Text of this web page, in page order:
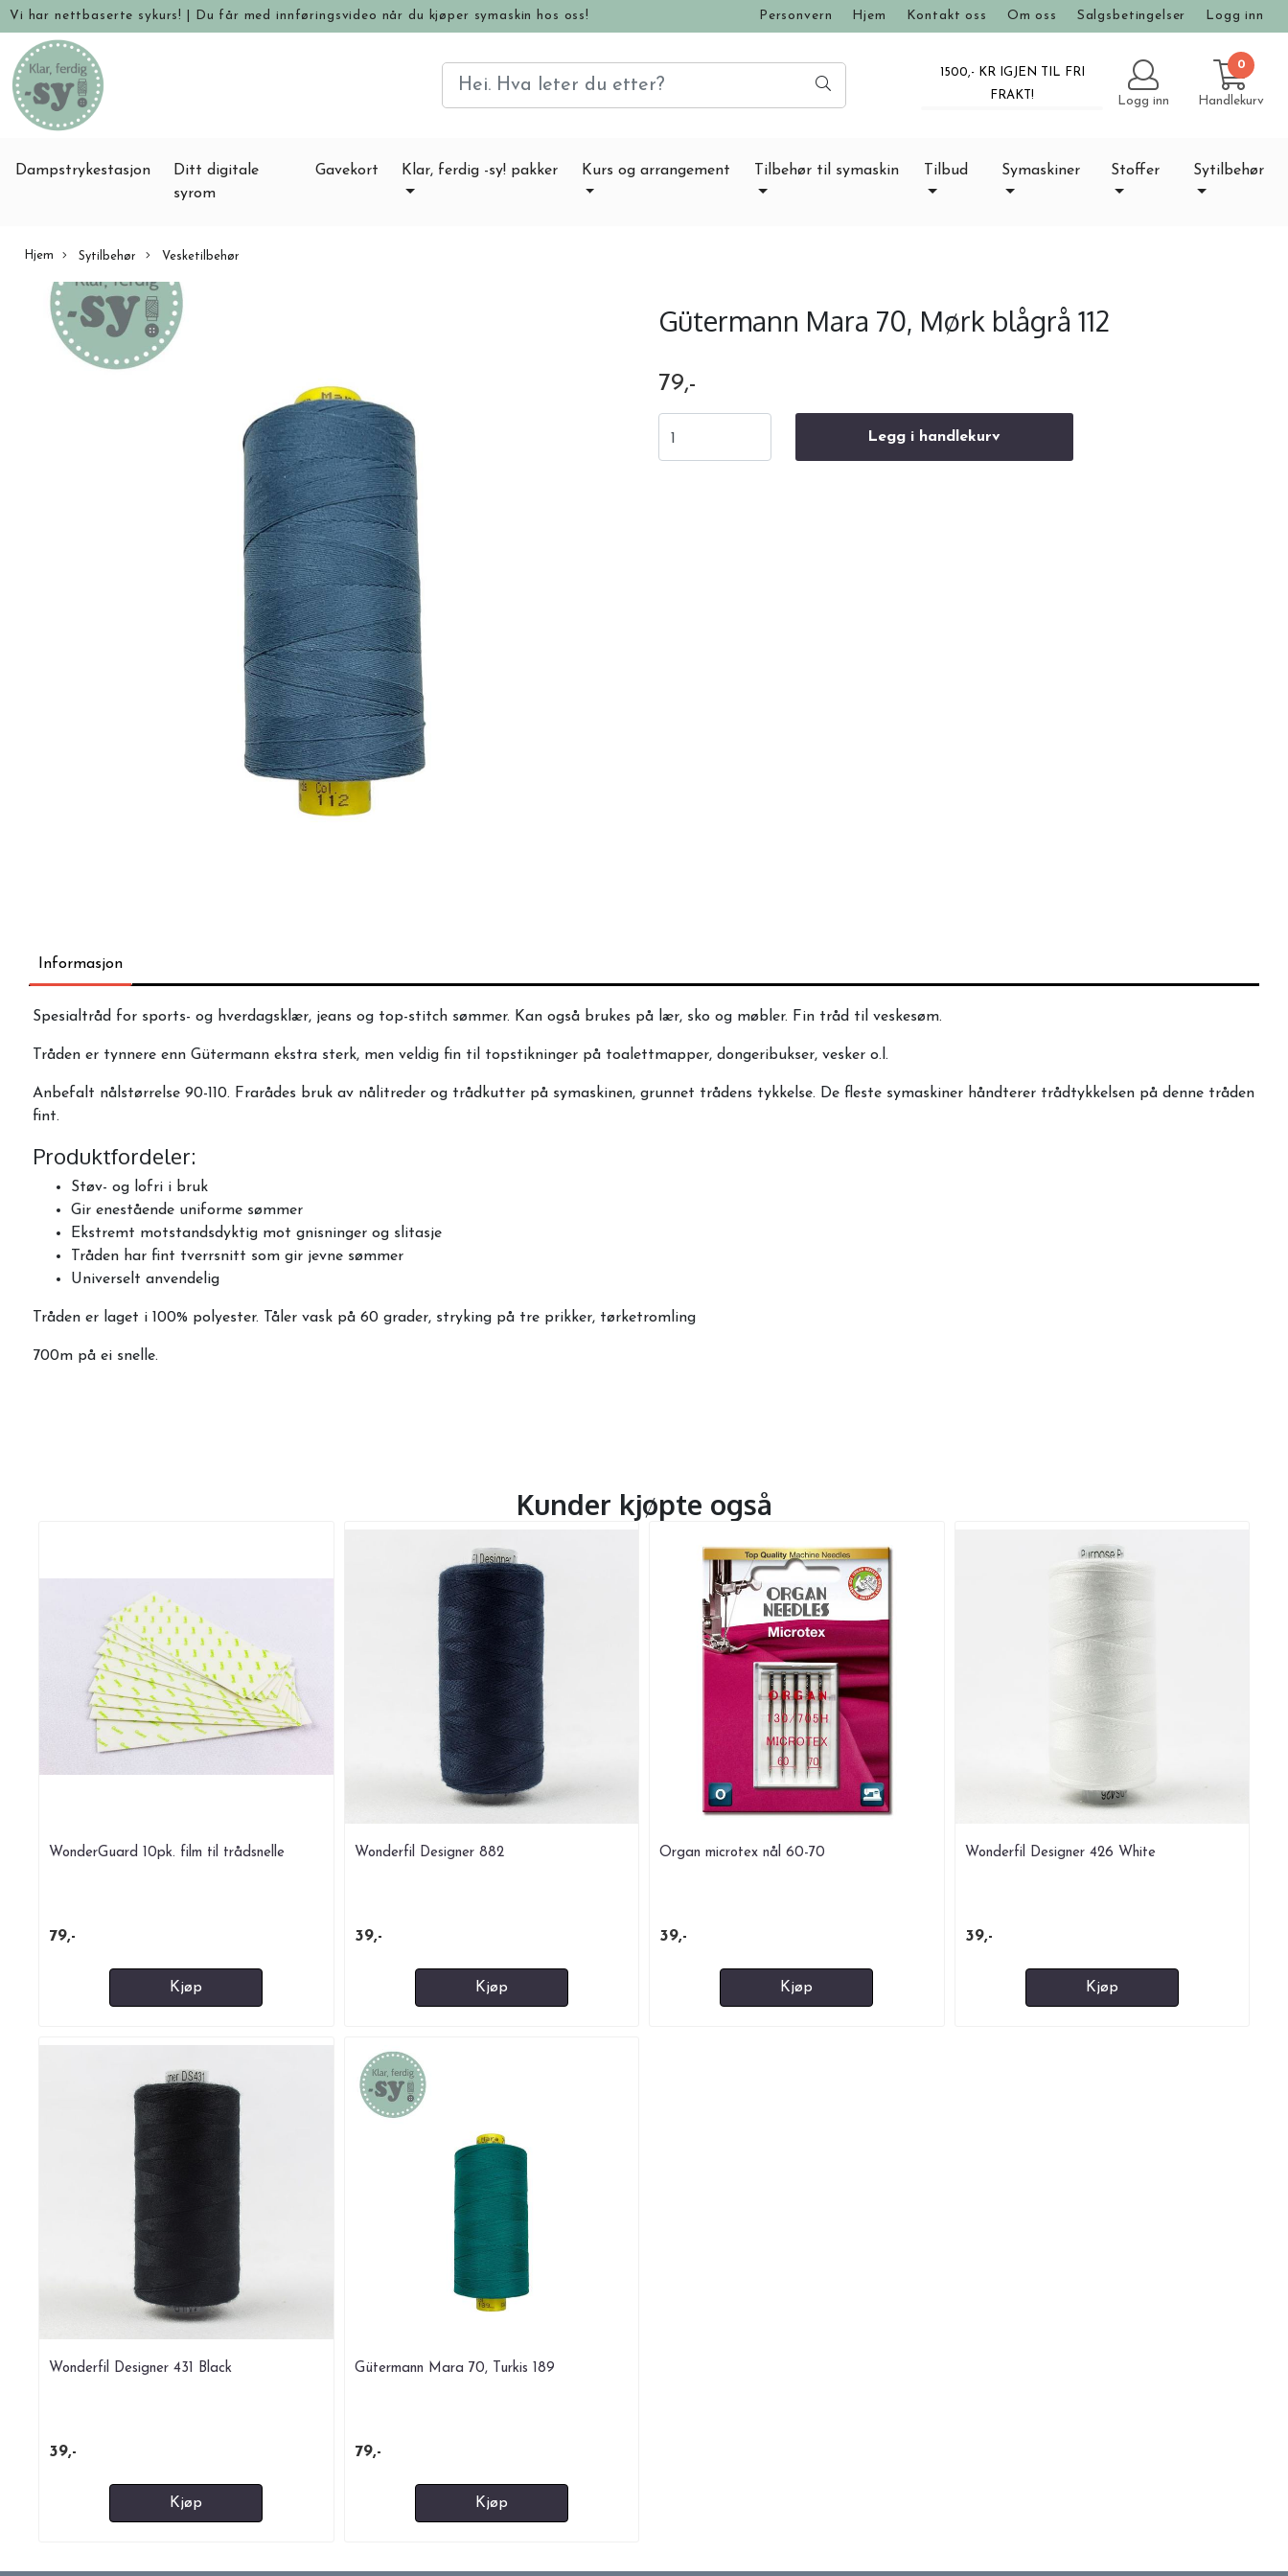
Vi har nettbaserte sykurs! Du får med innføringsvideo når du kjøper symaskin hos oss! Personvern Hjem Kontakt oss Om oss Salgsbetingelser Logg inn
1500,- KR IGJEN TIL FRI
FRAKT!
Logg inn
0
Handlekurv
Dampstrykestasjon
Ditt digitale
syrom
Gavekort Klar, ferdig -sy! pakker Kurs og arrangement Tilbehør til symaskin Tilbud Symaskiner Stoffer Sytilbehør
Hjem Sytilbehør Vesketilbehør
Gütermann Mara 70, Mørk blågrå 112
79,-
Legg i handlekurv
Informasjon
Spesialtråd for sports- og hverdagsklær, jeans og top-stitch sømmer. Kan også brukes på lær, sko og møbler. Fin tråd til veskesøm.
Tråden er tynnere enn Gütermann ekstra sterk, men veldig fin til topstikninger på toalettmapper, dongeribukser, vesker o.l.
Anbefalt nålstørrelse 90-110. Frarådes bruk av nålitreder og trådkutter på symaskinen, grunnet trådens tykkelse. De fleste symaskiner håndterer trådtykkelsen på denne tråden
fint.
Produktfordeler:
Støv- og lofri i bruk
Gir enestående uniforme sømmer
Ekstremt motstandsdyktig mot gnisninger og slitasje
Tråden har fint tverrsnitt som gir jevne sømmer
Universelt anvendelig
Tråden er laget i 100% polyester. Tåler vask på 60 grader, stryking på tre prikker, tørketromling
700m på ei snelle.
Kunder kjøpte også
WonderGuard 10pk. film til trådsnelle
79,-
Kjøp
Wonderfil Designer 882
39,-
Kjøp
Organ microtex nål 60-70
39,-
Kjøp
Wonderfil Designer 426 White
39,-
Kjøp
Wonderfil Designer 431 Black
39,-
Kjøp
Gütermann Mara 70, Turkis 189
79,-
Kjøp